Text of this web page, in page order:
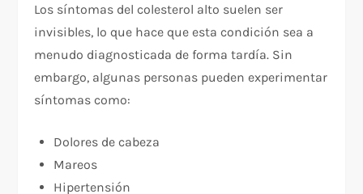
Los síntomas del colesterol alto suelen ser
invisibles, lo que hace que esta condición sea a
menudo diagnosticada de forma tardía. Sin
embargo, algunas personas pueden experimentar
síntomas como:
Dolores de cabeza
Mareos
Hipertensión